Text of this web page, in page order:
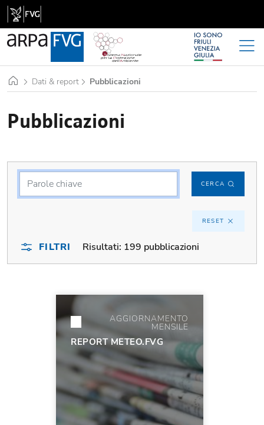
HomeDati & report Pubblicazioni
Pubblicazioni
CERCA
RESET
FILTRI Risultati: 199 pubblicazioni
AGGIORNAMENTO
MENSILE
REPORT METEO.FVG